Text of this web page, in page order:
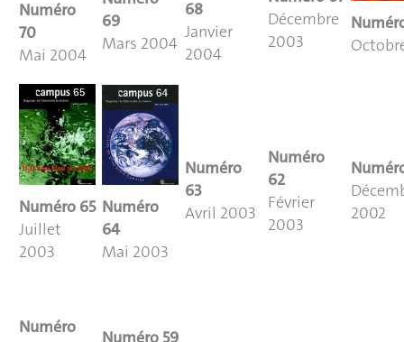
Numéro
70
Mai 2004
69
Mars 2004
68
Janvier
2004
Décembre
2003
Numéro 65
Juillet
2003
Numéro
64
Mai 2003
Numéro
63
Avril 2003
Numéro
62
Février
2003
2002
Numéro
Numéro 59